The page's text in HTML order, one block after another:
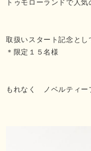
トゥモローランドで人
取扱いスタート記念と
＊限定１５名様
もれなく ノベルティー